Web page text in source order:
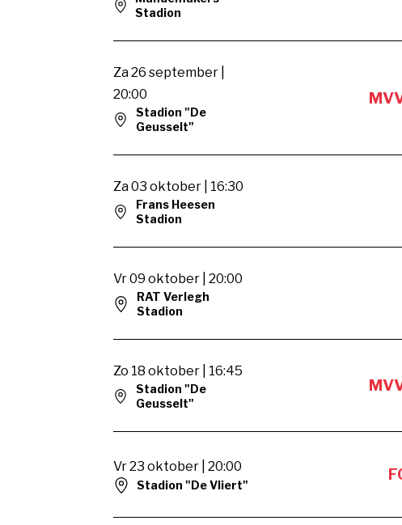
Stadion
Za 26 september |
20:00
Stadion "De
Geusselt"
Za 03 oktober | 16:30
Frans Heesen
Stadion
Vr 09 oktober | 20:00
RAT Verlegh
Stadion
Zo 18 oktober | 16:45
Stadion "De
Geusselt"
Vr 23 oktober | 20:00
Stadion "De Vliert"